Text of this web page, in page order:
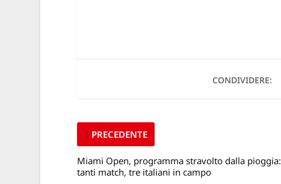
CONDIVIDERE:
PRECEDENTE
Miami Open, programma stravolto dalla pioggia:
tanti match, tre italiani in campo